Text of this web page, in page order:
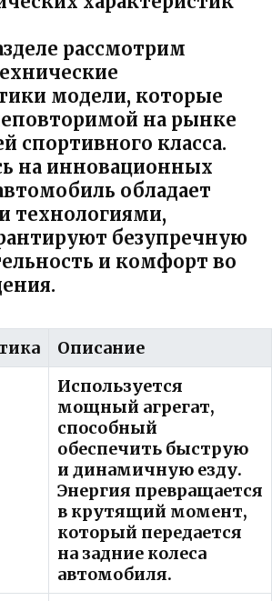
рассмотрим
модели, которые
на рынке
спортивного класса.
на инновационных
обладает
технологиями,
безупречную
и комфорт во
Описание
Используется
мощный агрегат,
способный
обеспечить быструю
и динамичную езду.
Энергия превращается
в крутящий момент,
который передается
на задние колеса
автомобиля.